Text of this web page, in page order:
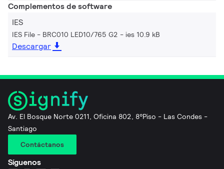
Complementos de software
IES
IES File - BRC010 LED10/765 G2 ies 10.9 kB
Descargar
Av. El Bosque Norte 0211, Oficina 802, 8°Piso - Las Condes -
Santiago
Contáctanos
Síguenos